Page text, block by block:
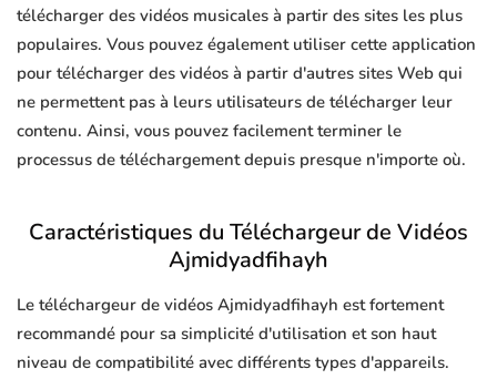
télécharger des vidéos musicales à partir des sites les plus
populaires. Vous pouvez également utiliser cette application
pour télécharger des vidéos à partir d'autres sites Web qui
ne permettent pas à leurs utilisateurs de télécharger leur
contenu. Ainsi, vous pouvez facilement terminer le
processus de téléchargement depuis presque n'importe où.
Caractéristiques du Téléchargeur de Vidéos
Ajmidyadfihayh
Le téléchargeur de vidéos Ajmidyadfihayh est fortement
recommandé pour sa simplicité d'utilisation et son haut
niveau de compatibilité avec différents types d'appareils.